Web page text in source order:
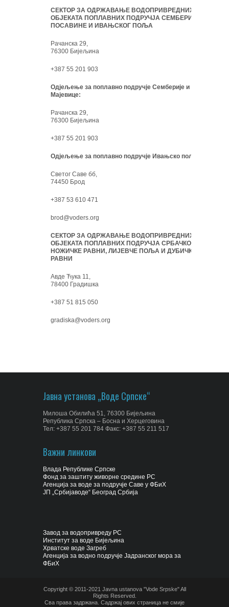
СЕКТОР ЗА ОДРЖАВАЊЕ ВОДОПРИВРЕДНИХ
ОБЈЕКАТА ПОПЛАВНИХ ПОДРУЧЈА СЕМБЕРИЈЕ,
ПОСАВИНЕ И ИВАЊСКОГ ПОЉА
Рачанска 29,
76300 Бијељина
+387 55 201 903
Одјељење за поплавно подручје Семберије и
Мајевице:
Рачанска 29,
76300 Бијељина
+387 55 201 903
Одјељење за поплавно подручје Ивањско поље:
Светог Саве бб,
74450 Брод
+387 53 610 471
brod@voders.org
СЕКТОР ЗА ОДРЖАВАЊЕ ВОДОПРИВРЕДНИХ
ОБЈЕКАТА ПОПЛАВНИХ ПОДРУЧЈА СРБАЧКО-
НОЖИЧКЕ РАВНИ, ЛИЈЕВЧЕ ПОЉА И ДУБИЧКЕ
РАВНИ
Авде Ћука 11,
78400 Градишка
+387 51 815 050
gradiska@voders.org
Јавна установа „Воде Српске“
Милоша Обилића 51, 76300 Бијељина
Република Српска – Босна и Херцеговина
Тел: +387 55 201 784 Факс: +387 55 211 517
Важни линкови
Влада Републике Српске
Фонд за заштиту живорне средине РС
Агенција за воде за подручје Саве у ФБиХ
ЈП „Србијаводе“ Београд Србија
Завод за водопривреду РС
Институт за воде Бијељина
Хрватске воде Загреб
Агенција за водно подручје Јадранског мора за
ФБиХ
Copyright © 2011-2021 Javna ustanova "Vode Srpske" All
Rights Reserved.
Сва права задржана. Садржај ових страница не смије